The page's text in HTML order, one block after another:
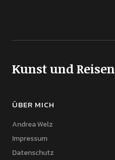
Kunst und Reisen
ÜBER MICH
Andrea Welz
Impressum
Datenschutz